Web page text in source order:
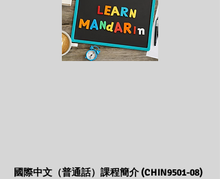
國際中文（普通話）課程簡介 (CHIN9501-08)